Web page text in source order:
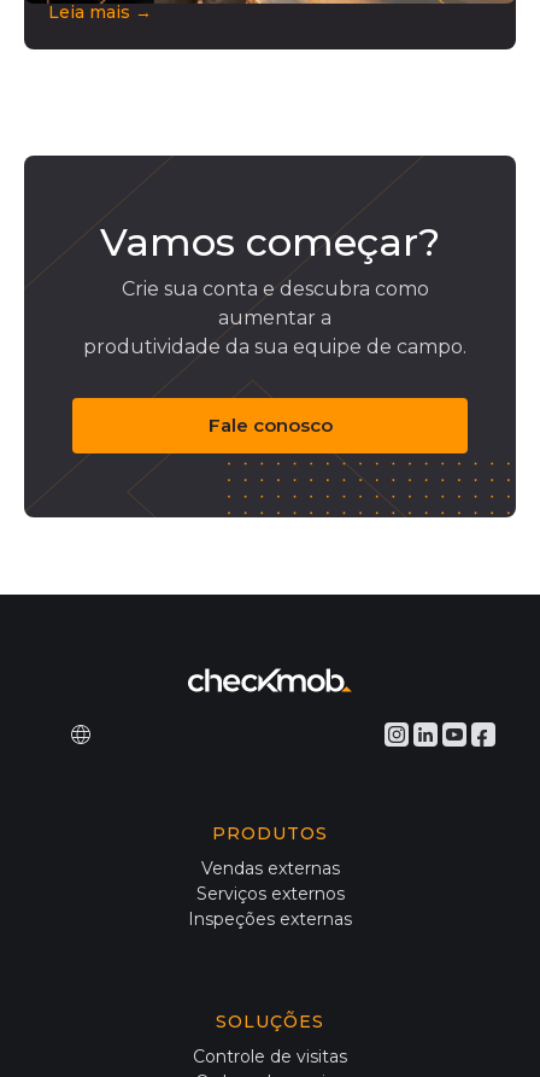
Leia mais →
Vamos começar?
Crie sua conta e descubra como
aumentar a
produtividade da sua equipe de campo.
Fale conosco
PRODUTOS
Vendas externas
Serviços externos
Inspeções externas
SOLUÇÕES
Controle de visitas